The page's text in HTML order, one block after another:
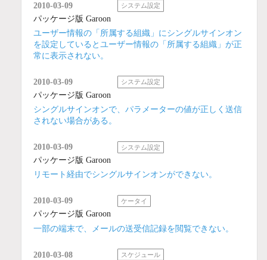
2010-03-09 システム設定
パッケージ版 Garoon
ユーザー情報の「所属する組織」にシングルサインオン
を設定しているとユーザー情報の「所属する組織」が正
常に表示されない。
2010-03-09 システム設定
パッケージ版 Garoon
シングルサインオンで、パラメーターの値が正しく送信
されない場合がある。
2010-03-09 システム設定
パッケージ版 Garoon
リモート経由でシングルサインオンができない。
2010-03-09 ケータイ
パッケージ版 Garoon
一部の端末で、メールの送受信記録を閲覧できない。
2010-03-08 スケジュール